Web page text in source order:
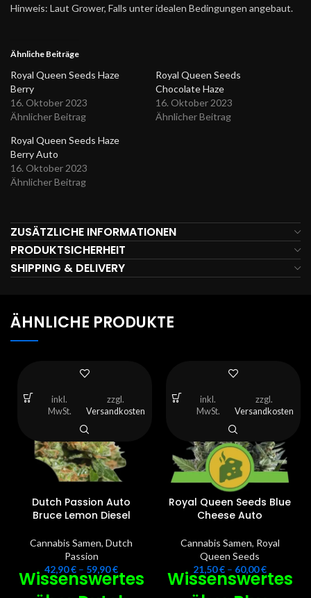
Hinweis: Laut Grower, Falls unter idealen Bedingungen angebaut.
Ähnliche Beiträge
Royal Queen Seeds Haze
Berry
16. Oktober 2023
Ähnlicher Beitrag
Royal Queen Seeds
Chocolate Haze
16. Oktober 2023
Ähnlicher Beitrag
Royal Queen Seeds Haze
Berry Auto
16. Oktober 2023
Ähnlicher Beitrag
ZUSÄTZLICHE INFORMATIONEN
PRODUKTSICHERHEIT
SHIPPING & DELIVERY
ÄHNLICHE PRODUKTE
Dutch Passion Auto
Bruce Lemon Diesel
Cannabis Samen, Dutch
Passion
42,90€ – 59,90€
Wissenswertes
inkl.
MwSt.
zzgl.
Versandkosten
Royal Queen Seeds Blue
Cheese Auto
Cannabis Samen, Royal
Queen Seeds
21,50€ – 60,00€
Wissenswertes
inkl.
MwSt.
zzgl.
Versandkosten